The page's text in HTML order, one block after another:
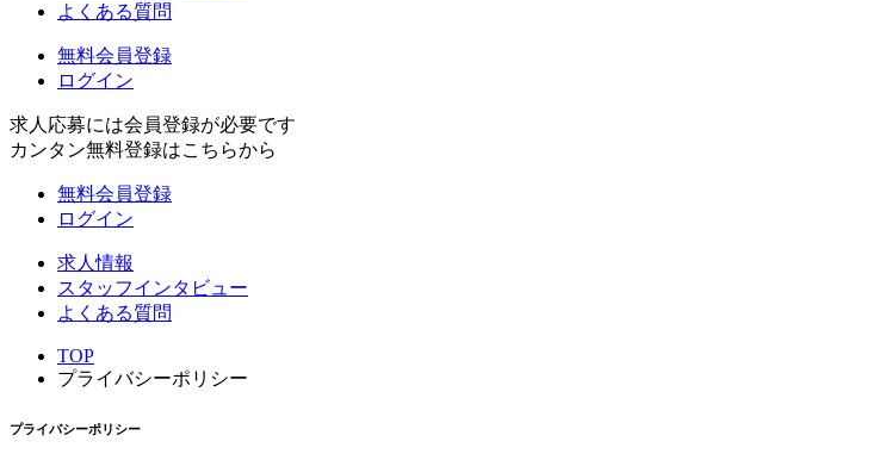
よくある質問
無料会員登録
ログイン
求人応募には会員登録が必要です
カンタン無料登録はこちらから
無料会員登録
ログイン
求人情報
スタッフインタビュー
よくある質問
TOP
プライバシーポリシー
プライバシーポリシー